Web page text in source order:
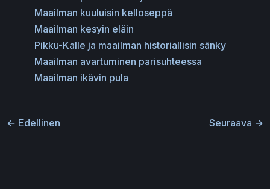
Maailman kuuluisin kelloseppä
Maailman kesyin eläin
Pikku-Kalle ja maailman historiallisin sänky
Maailman avartuminen parisuhteessa
Maailman ikävin pula
← Edellinen Seuraava →